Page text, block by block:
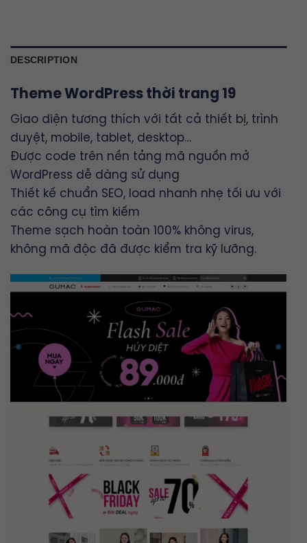
DESCRIPTION
Theme WordPress thời trang 19
Giao diện tương thích với tất cả thiết bị, trình
duyệt, mobile, tablet, desktop…
Được code trên nền tảng mã nguồn mở
WordPress dễ dàng sử dụng
Thiết kế chuẩn SEO, load nhanh nhẹ tối ưu với
các công cụ tìm kiếm
Theme sạch hoàn toàn 100% không virus,
không mã độc đã được kiểm tra kỹ lưỡng.